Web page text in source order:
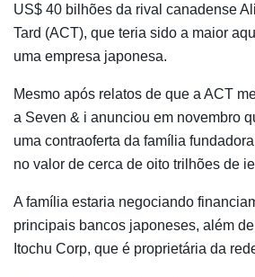
US$ 40 bilhões da rival canadense
Tard (ACT), que teria sido a maior
uma empresa japonesa.
Mesmo após relatos de que a ACT
a Seven & i anunciou em novembro
uma contraoferta da família
no valor de cerca de oito trilhões de
A família estaria negociando
principais bancos japoneses, além
Itochu Corp, que é proprietária da